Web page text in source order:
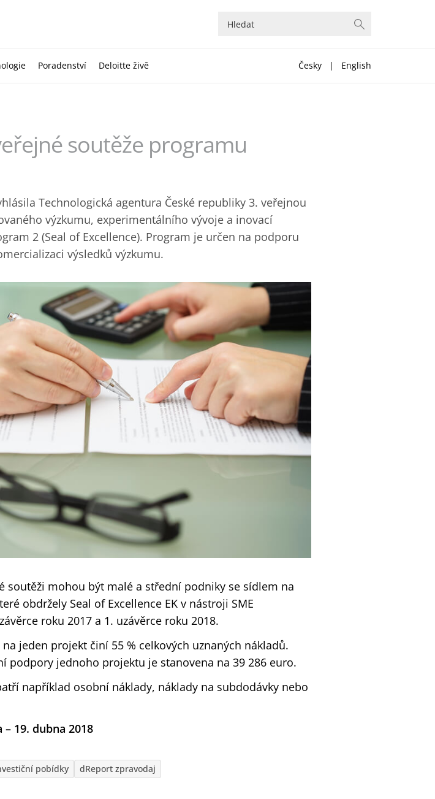
Poradenství Deloitte živě Česky | English
soutěže programu
Technologická agentura České republiky 3. veřejnou
výzkumu, experimentálního vývoje a inovací
2 (Seal of Excellence). Program je určen na podporu
výsledků výzkumu.
soutěži mohou být malé a střední podniky se sídlem na
obdržely Seal of Excellence EK v nástroji SME
roku 2017 a 1. uzávěrce roku 2018.
jeden projekt činí 55 % celkových uznaných nákladů.
podpory jednoho projektu je stanovena na 39 286 euro.
například osobní náklady, náklady na subdodávky nebo
19. dubna 2018
pobídky dReport zpravodaj